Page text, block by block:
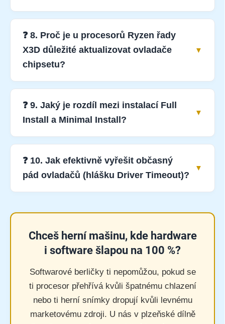
❓ 8. Proč je u procesorů Ryzen řady
X3D důležité aktualizovat ovladače
chipsetu?
❓ 9. Jaký je rozdíl mezi instalací Full
Install a Minimal Install?
❓ 10. Jak efektivně vyřešit občasný
pád ovladačů (hlášku Driver Timeout)?
Chceš herní mašinu, kde hardware
i software šlapou na 100 %?
Softwarové berličky ti nepomůžou, pokud se
ti procesor přehřívá kvůli špatnému chlazení
nebo ti herní snímky dropují kvůli levnému
marketovému zdroji. U nás v plzeňské dílně